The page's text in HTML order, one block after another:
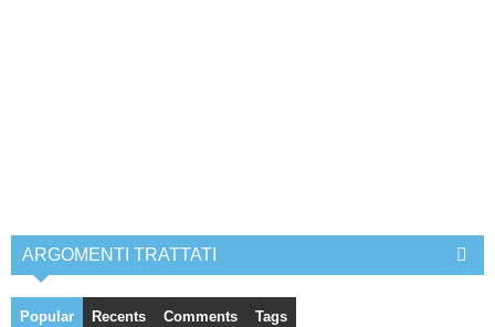
ARGOMENTI TRATTATI
Popular Recents Comments Tags